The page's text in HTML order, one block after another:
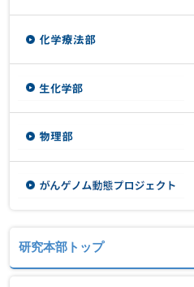
研究本部トップ